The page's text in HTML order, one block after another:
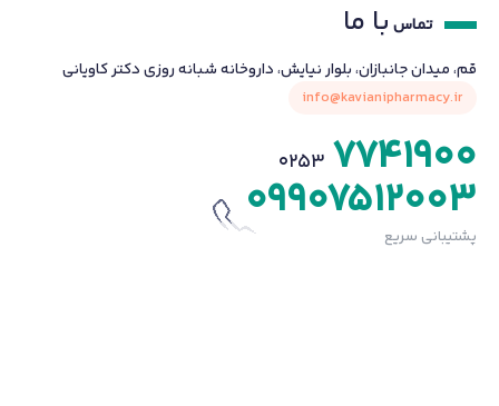
تماس با ما
قم، میدان جانبازان، بلوار نیایش، داروخانه شبانه روزی دکتر کاویانی
info@kavianipharmacy.ir
0253 7741900
09907512003
پشتیبانی سریع